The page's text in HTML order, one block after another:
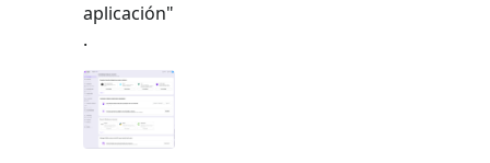
aplicación"
.